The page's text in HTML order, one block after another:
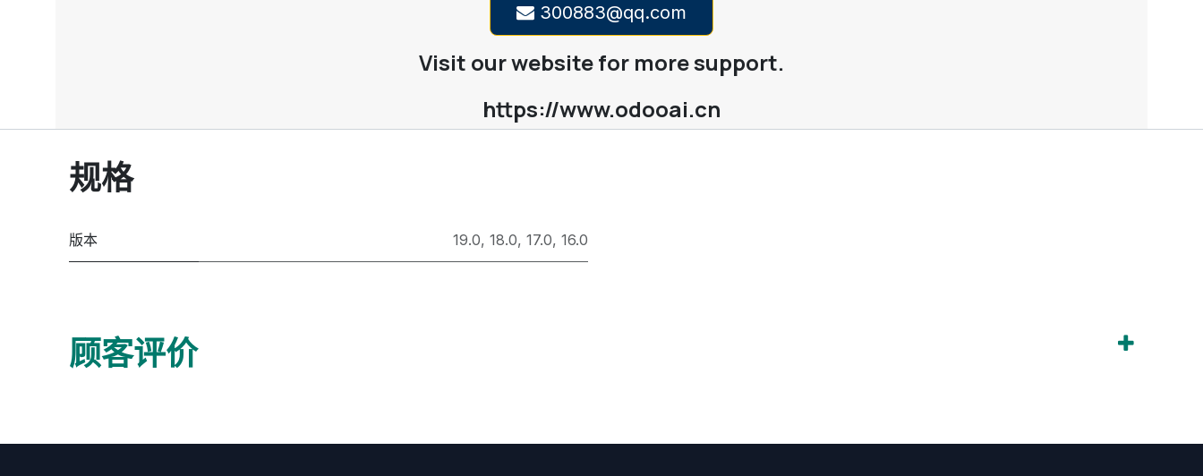
300883@qq.com
Visit our website for more support.
https://www.odooai.cn
规格
版本 19.0, 18.0, 17.0, 16.0
顾客评价